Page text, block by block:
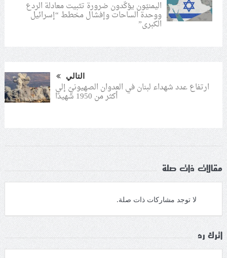
اليمنيّون يؤكّدون ضرورة تثبيت معادلة الردع
ووحدة الساحات وإفشال مخطط “إسرائيل
الكبرى”
التالي
ارتفاع عدد شهداء لبنان في العدوان الصهيونيّ إلى
أكثر من 1950 شهيدًا
مقالات ذات صلة
لا توجد مشاركات ذات صلة.
اترك رد